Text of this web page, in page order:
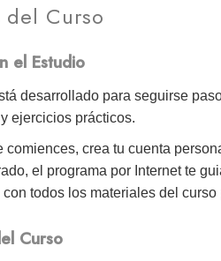
del Curso
el Estudio
desarrollado para seguirse
ejercicios prácticos.
comiences, crea tu cuenta
el programa por Internet te
todos los materiales del
Curso